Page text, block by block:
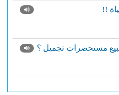
!!
مستحضرات تجميل ؟